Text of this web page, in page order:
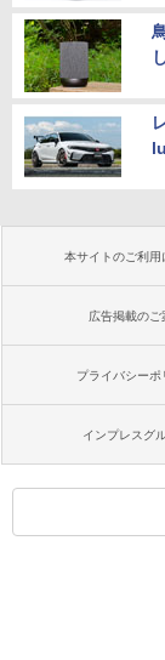
本サイトのご利用
広告掲載のご
プライバシーポ
インプレスグ